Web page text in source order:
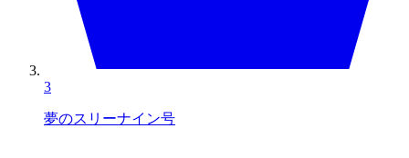
3
夢のスリーナイン号